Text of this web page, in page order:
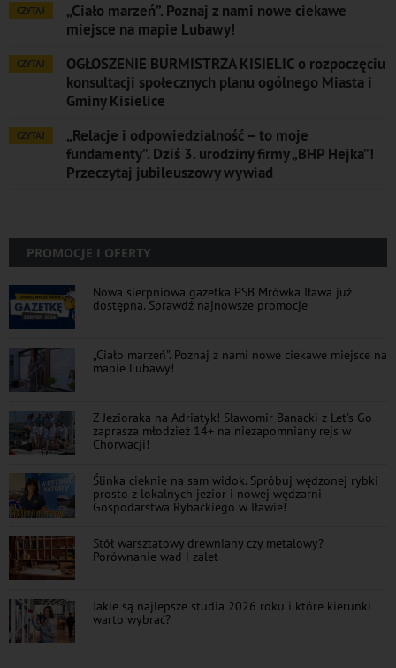
CZYTAJ
„Ciało marzeń”. Poznaj z nami nowe ciekawe
miejsce na mapie Lubawy!
CZYTAJ
OGŁOSZENIE BURMISTRZA KISIELIC o rozpoczęciu
konsultacji społecznych planu ogólnego Miasta i
Gminy Kisielice
CZYTAJ
„Relacje i odpowiedzialność – to moje
fundamenty”. Dziś 3. urodziny firmy „BHP Hejka”!
Przeczytaj jubileuszowy wywiad
PROMOCJE I OFERTY
Nowa sierpniowa gazetka PSB Mrówka Iława już
dostępna. Sprawdź najnowsze promocje
„Ciało marzeń”. Poznaj z nami nowe ciekawe miejsce na
mapie Lubawy!
Z Jezioraka na Adriatyk! Sławomir Banacki z Let's Go
zaprasza młodzież 14+ na niezapomniany rejs w
Chorwacji!
Ślinka cieknie na sam widok. Spróbuj wędzonej rybki
prosto z lokalnych jezior i nowej wędzarni
Gospodarstwa Rybackiego w Iławie!
Stół warsztatowy drewniany czy metalowy?
Porównanie wad i zalet
Jakie są najlepsze studia 2026 roku i które kierunki
warto wybrać?